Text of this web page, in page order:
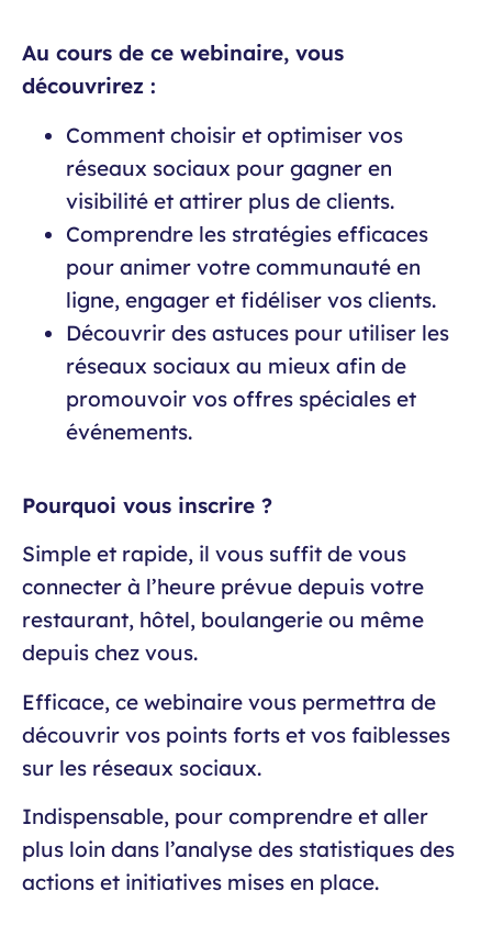
Au cours de ce webinaire, vous
découvrirez :
Comment choisir et optimiser vos
réseaux sociaux pour gagner en
visibilité et attirer plus de clients.
Comprendre les stratégies efficaces
pour animer votre communauté en
ligne, engager et fidéliser vos clients.
Découvrir des astuces pour utiliser les
réseaux sociaux au mieux afin de
promouvoir vos offres spéciales et
événements.
Pourquoi vous inscrire ?
Simple et rapide, il vous suffit de vous
connecter à l’heure prévue depuis votre
restaurant, hôtel, boulangerie ou même
depuis chez vous.
Efficace, ce webinaire vous permettra de
découvrir vos points forts et vos faiblesses
sur les réseaux sociaux.
Indispensable, pour comprendre et aller
plus loin dans l’analyse des statistiques des
actions et initiatives mises en place.